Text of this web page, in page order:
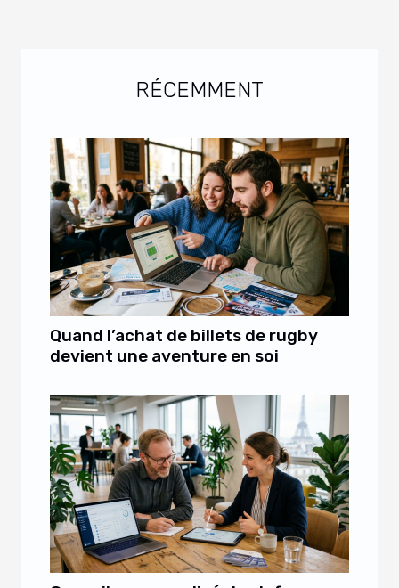
RÉCEMMENT
Quand l’achat de billets de rugby
devient une aventure en soi